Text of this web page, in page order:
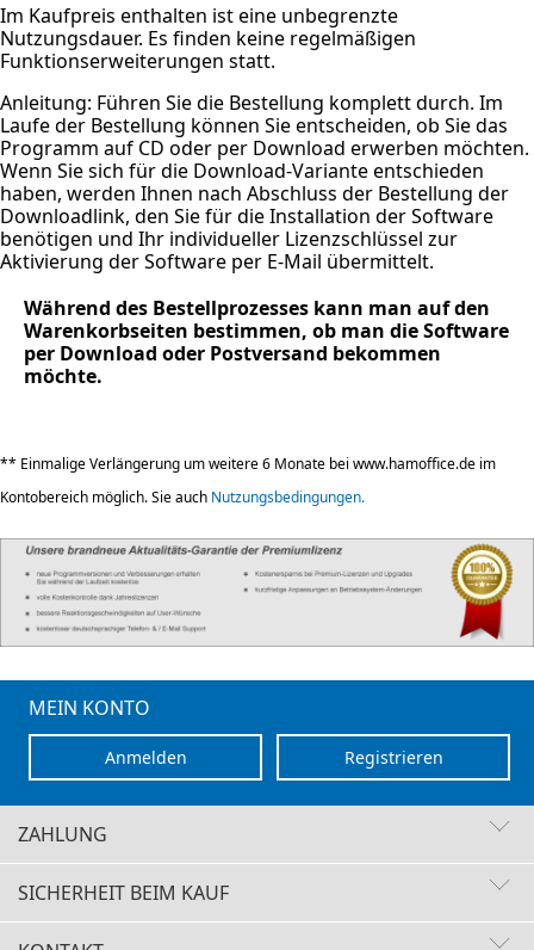
Im Kaufpreis enthalten ist eine unbegrenzte
Nutzungsdauer. Es finden keine regelmäßigen
Funktionserweiterungen statt.
Anleitung: Führen Sie die Bestellung komplett durch. Im
Laufe der Bestellung können Sie entscheiden, ob Sie das
Programm auf CD oder per Download erwerben möchten.
Wenn Sie sich für die Download-Variante entschieden
haben, werden Ihnen nach Abschluss der Bestellung der
Downloadlink, den Sie für die Installation der Software
benötigen und Ihr individueller Lizenzschlüssel zur
Aktivierung der Software per E-Mail übermittelt.
Während des Bestellprozesses kann man auf den
Warenkorbseiten bestimmen, ob man die Software
per Download oder Postversand bekommen
möchte.
** Einmalige Verlängerung um weitere 6 Monate bei www.hamoffice.de im
Kontobereich möglich. Sie auch Nutzungsbedingungen.
MEIN KONTO
Registrieren
Anmelden
ZAHLUNG
SICHERHEIT BEIM KAUF